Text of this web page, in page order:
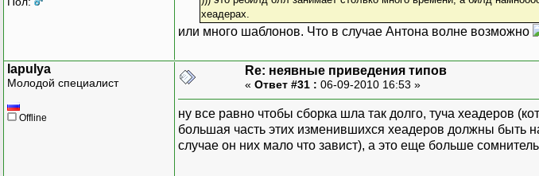
хеадерах.
или много шаблонов. Что в случае Антона волне возможно
lapulya
Молодой специалист
Offline
Re: неявные приведения типов
« Ответ #31 : 06-09-2010 16:53 »
ну все равно чтобы сборка шла так долго, туча хеадеров
большая часть этих изменившихся хеадеров должны быть
случае он них мало что завист), а это еще больше